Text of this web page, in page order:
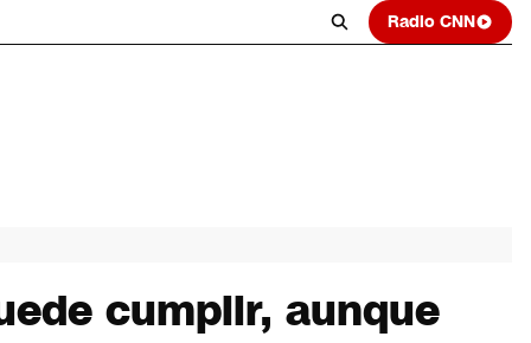
Radio CNN
cumplir, aunque